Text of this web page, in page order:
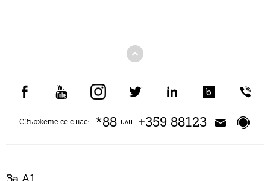
Свържете се с нас: *88или +359 88123